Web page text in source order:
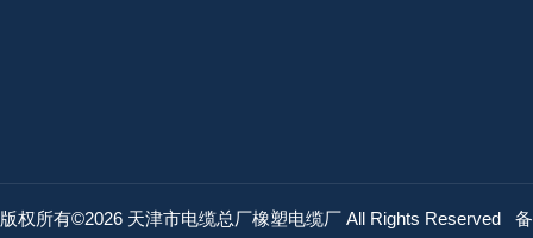
版权所有©2026 天津市电缆总厂橡塑电缆厂 All Rights Reserved